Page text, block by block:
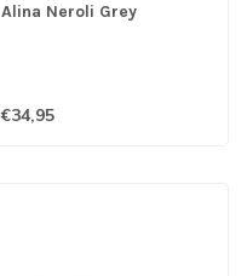
Alina Neroli Grey
€34,95